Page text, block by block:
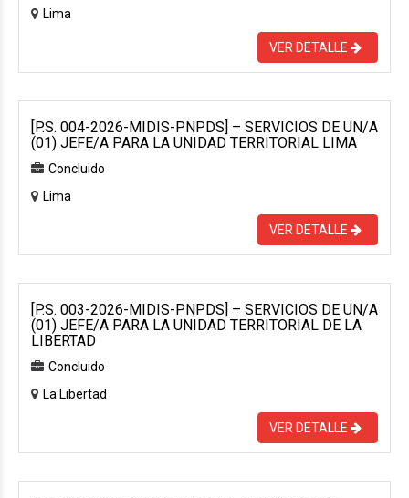
Lima
VER DETALLE
[P.S. 004-2026-MIDIS-PNPDS] – SERVICIOS DE UN/A
(01) JEFE/A PARA LA UNIDAD TERRITORIAL LIMA
Concluido
Lima
VER DETALLE
[P.S. 003-2026-MIDIS-PNPDS] – SERVICIOS DE UN/A
(01) JEFE/A PARA LA UNIDAD TERRITORIAL DE LA
LIBERTAD
Concluido
La Libertad
VER DETALLE